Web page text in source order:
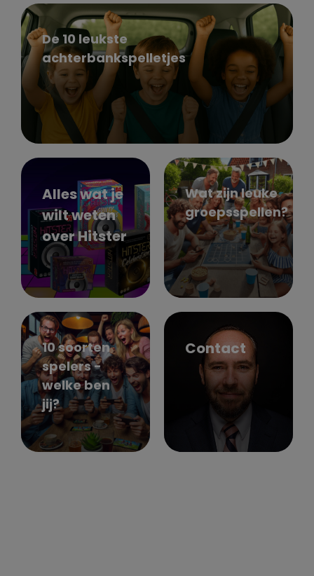
De 10 leukste
achterbankspelletjes
Alles wat je
wilt weten
over Hitster
Wat zijn leuke
groepsspellen?
10 soorten
spelers -
welke ben
jij?
Contact